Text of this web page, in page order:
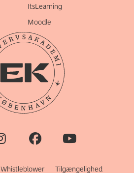
ItsLearning
Moodle
Whistleblower Tilgængelighed